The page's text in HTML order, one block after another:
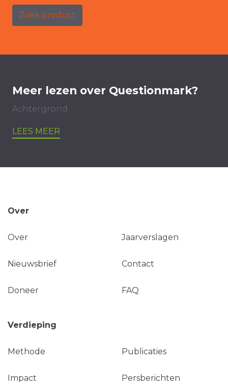
Zoek product
Meer lezen over Questionmark?
Achtergrond
LEES MEER
Over
Over Jaarverslagen
Nieuwsbrief Contact
Doneer FAQ
Verdieping
Methode Publicaties
Impact Persberichten